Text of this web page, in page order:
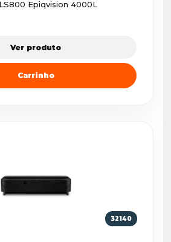
Epiqvision 4000L
Ver produto
Carrinho
32140